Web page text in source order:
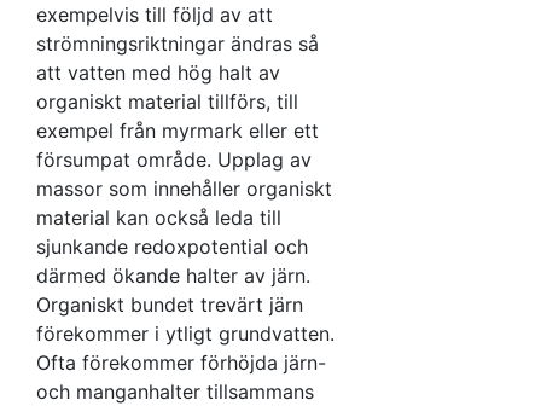
exempelvis till följd av att
strömningsriktningar ändras så
att vatten med hög halt av
organiskt material tillförs, till
exempel från myrmark eller ett
försumpat område. Upplag av
massor som innehåller organiskt
material kan också leda till
sjunkande redoxpotential och
därmed ökande halter av järn.
Organiskt bundet trevärt järn
förekommer i ytligt grundvatten.
Ofta förekommer förhöjda järn-
och manganhalter tillsammans